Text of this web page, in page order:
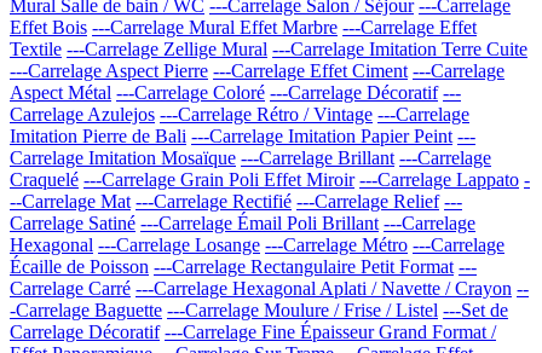
Mural Salle de bain / WC ---Carrelage Salon / Séjour ---Carrelage
Effet Bois ---Carrelage Mural Effet Marbre ---Carrelage Effet
Textile ---Carrelage Zellige Mural ---Carrelage Imitation Terre Cuite
---Carrelage Aspect Pierre ---Carrelage Effet Ciment ---Carrelage
Aspect Métal ---Carrelage Coloré ---Carrelage Décoratif ---
Carrelage Azulejos ---Carrelage Rétro / Vintage ---Carrelage
Imitation Pierre de Bali ---Carrelage Imitation Papier Peint ---
Carrelage Imitation Mosaïque ---Carrelage Brillant ---Carrelage
Craquelé ---Carrelage Grain Poli Effet Miroir ---Carrelage Lappato -
--Carrelage Mat ---Carrelage Rectifié ---Carrelage Relief ---
Carrelage Satiné ---Carrelage Émail Poli Brillant ---Carrelage
Hexagonal ---Carrelage Losange ---Carrelage Métro ---Carrelage
Écaille de Poisson ---Carrelage Rectangulaire Petit Format ---
Carrelage Carré ---Carrelage Hexagonal Aplati / Navette / Crayon --
-Carrelage Baguette ---Carrelage Moulure / Frise / Listel ---Set de
Carrelage Décoratif ---Carrelage Fine Épaisseur Grand Format /